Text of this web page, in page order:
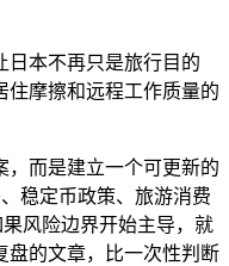
日本不再只是旅行目的
住摩擦和远程工作质量的
，而是建立一个可更新的
稳定币政策、旅游消费
风险边界开始主导，就
盘的文章，比一次性判断